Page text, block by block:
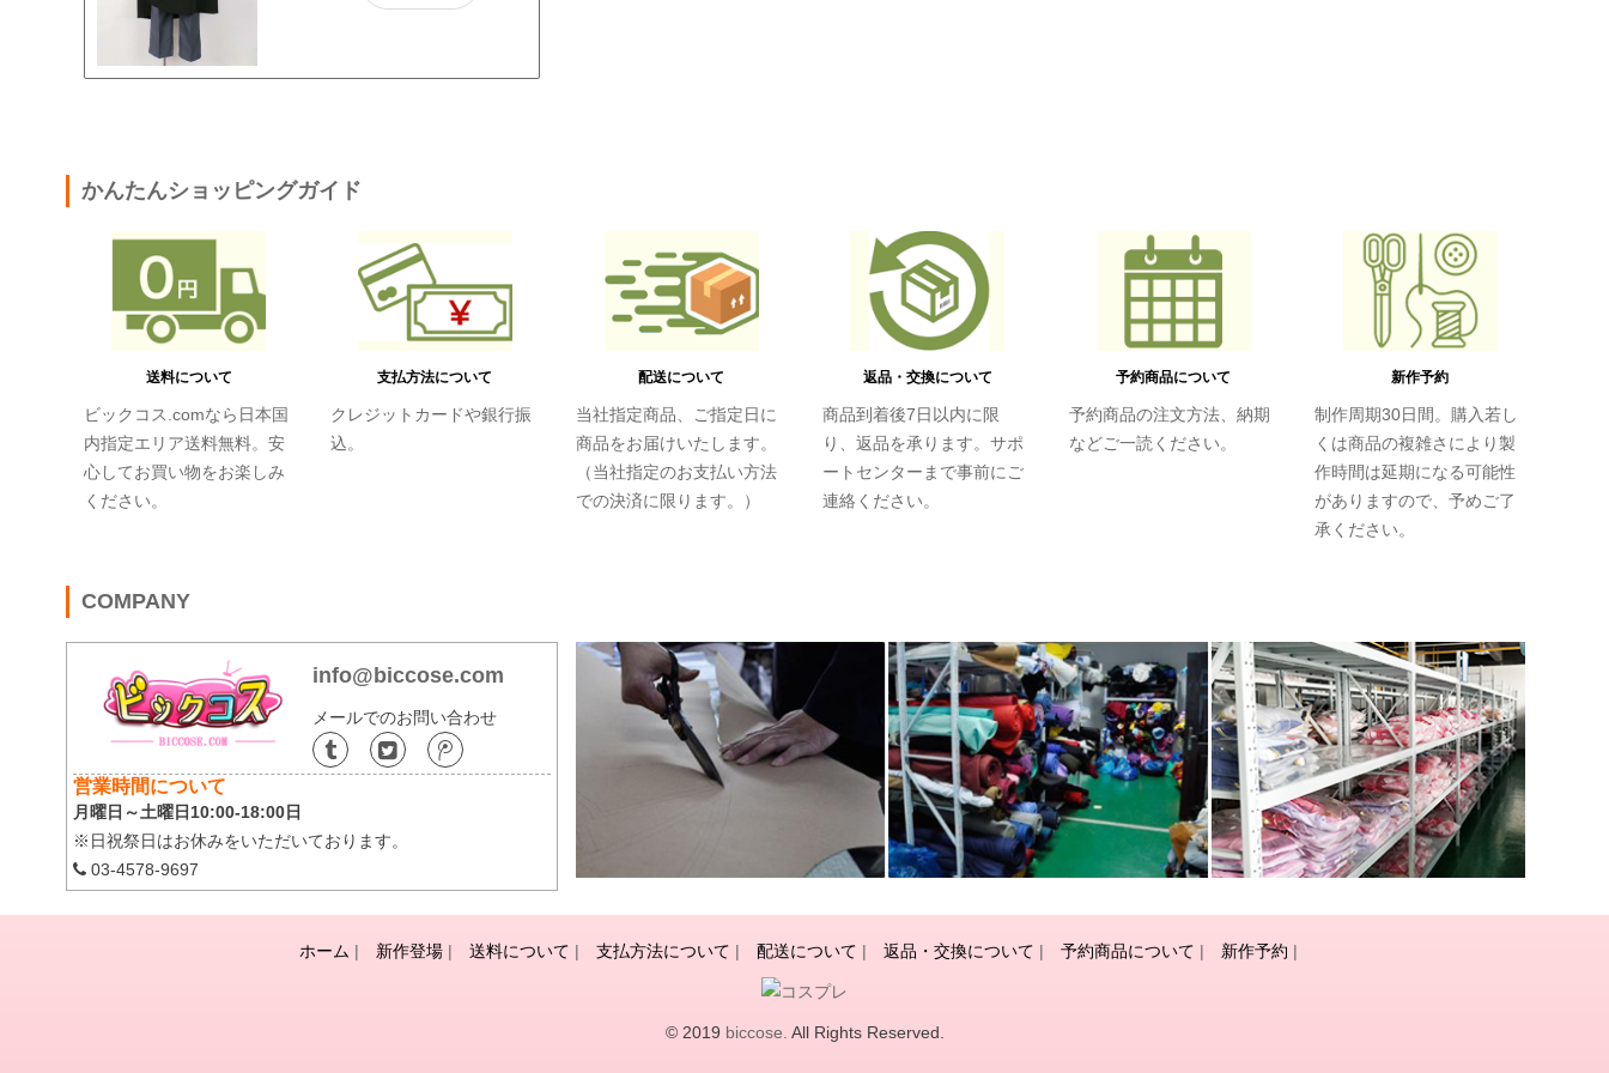
かんたんショッピングガイド
送料について
ビックコス.comなら日本国
内指定エリア送料無料。安
心してお買い物をお楽しみ
ください。
支払方法について
クレジットカードや銀行振
込。
配送について
当社指定商品、ご指定日に
商品をお届けいたします。
（当社指定のお支払い方法
での決済に限ります。）
返品・交換について
商品到着後7日以内に限
り、返品を承ります。サポ
ートセンターまで事前にご
連絡ください。
予約商品について
予約商品の注文方法、納期
などご一読ください。
新作予約
制作周期30日間。購入若し
くは商品の複雑さにより製
作時間は延期になる可能性
がありますので、予めご了
承ください。
COMPANY
info@biccose.com
メールでのお問い合わせ
営業時間について
月曜日～土曜日10:00-18:00日
※日祝祭日はお休みをいただいております。
03-4578-9697
ホーム | 新作登場 | 送料について | 支払方法について | 配送について | 返品・交換について | 予約商品について | 新作予約 |
© 2019 biccose. All Rights Reserved.